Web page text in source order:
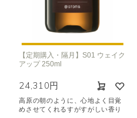
【定期購入・隔月】S01 ウェイク
アップ 250ml
24,310円
高原の朝のように、心地よく目覚
めさせてくれるすがすがしい香り